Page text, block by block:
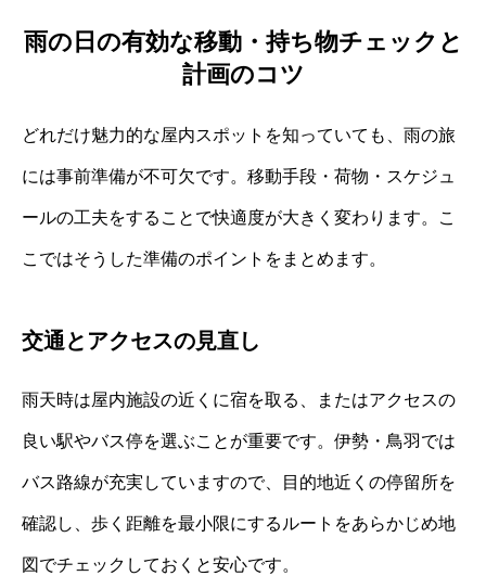
雨の日の有効な移動・持ち物チェックと
計画のコツ
どれだけ魅力的な屋内スポットを知っていても、雨の旅
には事前準備が不可欠です。移動手段・荷物・スケジュ
ールの工夫をすることで快適度が大きく変わります。こ
こではそうした準備のポイントをまとめます。
交通とアクセスの見直し
雨天時は屋内施設の近くに宿を取る、またはアクセスの
良い駅やバス停を選ぶことが重要です。伊勢・鳥羽では
バス路線が充実していますので、目的地近くの停留所を
確認し、歩く距離を最小限にするルートをあらかじめ地
図でチェックしておくと安心です。